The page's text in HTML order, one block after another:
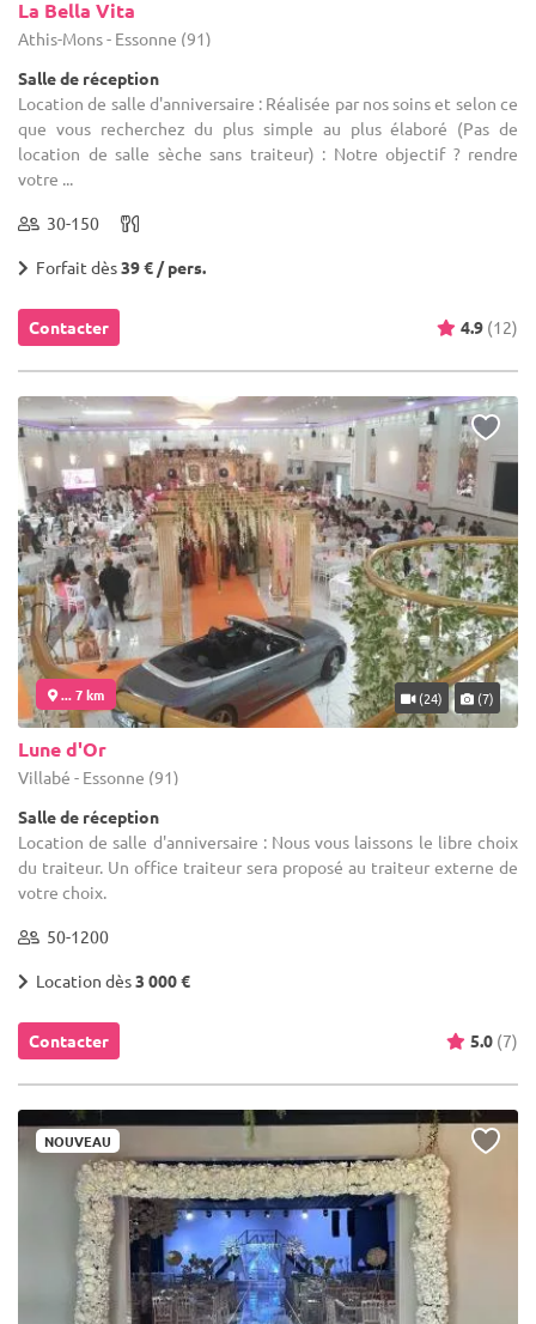
La Bella Vita
Athis-Mons - Essonne (91)
Salle de réception
Location de salle d'anniversaire : Réalisée par nos soins et selon ce
que vous recherchez du plus simple au plus élaboré (Pas de
location de salle sèche sans traiteur) : Notre objectif ? rendre
votre ...
30-150
Forfait dès39 € / pers.
Contacter 4.9 (12)
... 7 km (24) (7)
Lune d'Or
Villabé - Essonne (91)
Salle de réception
Location de salle d'anniversaire : Nous vous laissons le libre choix
du traiteur. Un office traiteur sera proposé au traiteur externe de
votre choix.
50-1200
Location dès3 000 €
Contacter 5.0 (7)
NOUVEAU